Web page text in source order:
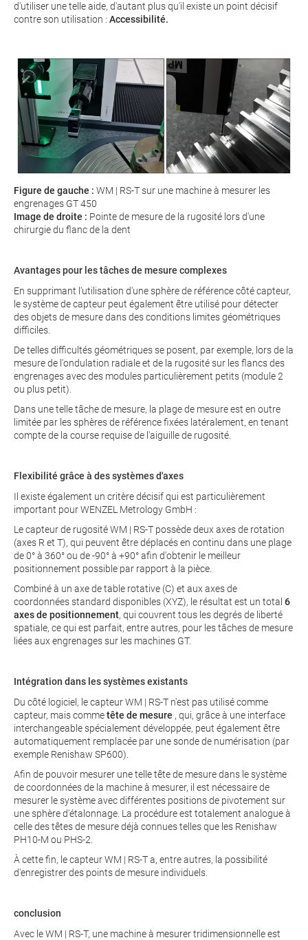
d'utiliser une telle aide, d'autant plus qu'il existe un point décisif
contre son utilisation : Accessibilité.
Figure de gauche : WM | RS-T sur une machine à mesurer les
engrenages GT 450
Image de droite : Pointe de mesure de la rugosité lors d'une
chirurgie du flanc de la dent
Avantages pour les tâches de mesure complexes
En supprimant l'utilisation d'une sphère de référence côté capteur,
le système de capteur peut également être utilisé pour détecter
des objets de mesure dans des conditions limites géométriques
difficiles.
De telles difficultés géométriques se posent, par exemple, lors de la
mesure de l'ondulation radiale et de la rugosité sur les flancs des
engrenages avec des modules particulièrement petits (module 2
ou plus petit).
Dans une telle tâche de mesure, la plage de mesure est en outre
limitée par les sphères de référence fixées latéralement, en tenant
compte de la course requise de l'aiguille de rugosité.
Flexibilité grâce à des systèmes d'axes
Il existe également un critère décisif qui est particulièrement
important pour WENZEL Metrology GmbH :
Le capteur de rugosité WM | RS-T possède deux axes de rotation
(axes R et T), qui peuvent être déplacés en continu dans une plage
de 0° à 360° ou de -90° à +90° afin d'obtenir le meilleur
positionnement possible par rapport à la pièce.
Combiné à un axe de table rotative (C) et aux axes de
coordonnées standard disponibles (XYZ), le résultat est un total 6
axes de positionnement, qui couvrent tous les degrés de liberté
spatiale, ce qui est parfait, entre autres, pour les tâches de mesure
liées aux engrenages sur les machines GT.
Intégration dans les systèmes existants
Du côté logiciel, le capteur WM | RS-T n'est pas utilisé comme
capteur, mais commetête de mesure , qui, grâce à une interface
interchangeable spécialement développée, peut également être
automatiquement remplacée par une sonde de numérisation (par
exemple Renishaw SP600).
Afin de pouvoir mesurer une telle tête de mesure dans le système
de coordonnées de la machine à mesurer, il est nécessaire de
mesurer le système avec différentes positions de pivotement sur
une sphère d'étalonnage. La procédure est totalement analogue à
celle des têtes de mesure déjà connues telles que les Renishaw
PH10-M ou PHS-2.
À cette fin, le capteur WM | RS-T a, entre autres, la possibilité
d'enregistrer des points de mesure individuels.
conclusion
Avec le WM | RS-T, une machine à mesurer tridimensionnelle est